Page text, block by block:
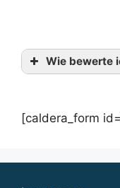
Wie bewerte
[caldera_form